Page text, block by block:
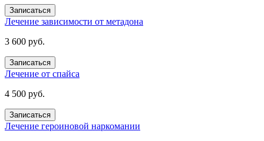
Записаться
Лечение зависимости от метадона
3 600 руб.
Записаться
Лечение от спайса
4 500 руб.
Записаться
Лечение героиновой наркомании